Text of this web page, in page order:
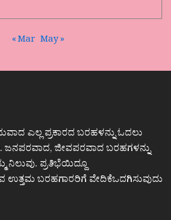
« Mar May »
ಎಲ್ಲ ಪ್ರಕಾರದ ಬರಹಳನ್ನು ಓದಲು
ಜನಪರವಾದ, ಜೀವಪರವಾದ ಬರಹಗಳನ್ನು
ನಿಲುವು. ಪ್ರತಿಭೆಯಿದ್ದೂ
ಬರಹಗಾರರಿಗೆ ವೇದಿಕೆಒದಗಿಸುವುದು